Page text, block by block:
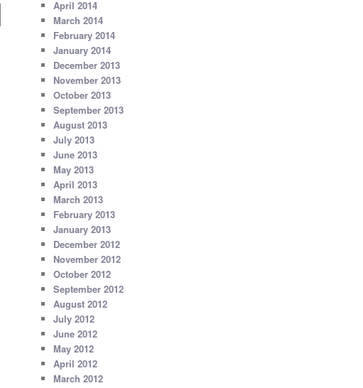
April 2014
March 2014
February 2014
January 2014
December 2013
November 2013
October 2013
September 2013
August 2013
July 2013
June 2013
May 2013
April 2013
March 2013
February 2013
January 2013
December 2012
November 2012
October 2012
September 2012
August 2012
July 2012
June 2012
May 2012
April 2012
March 2012